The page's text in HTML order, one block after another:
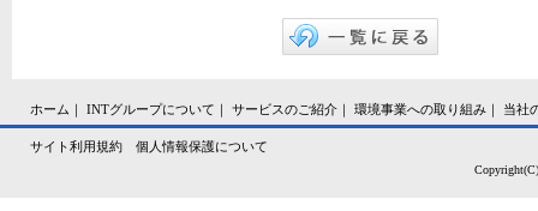
ホーム ｜ INTグループについて ｜ サービスのご紹介 ｜ 環境事業への取り組み ｜ 当社
サイト利用規約 個人情報保護について